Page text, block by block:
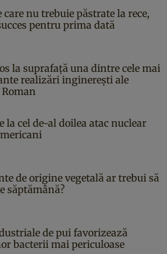
nu trebuie păstrate la rece,
pentru prima dată
la suprafață una dintre cele mai
realizări inginerești ale
la cel de-al doilea atac nuclear
de origine vegetală ar trebui să
săptămână?
de pui favorizează
bacterii mai periculoase